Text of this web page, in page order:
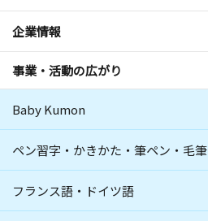
企業情報
事業・活動の広がり
Baby Kumon
ペン習字・かきかた・筆ペン・毛筆
フランス語・ドイツ語